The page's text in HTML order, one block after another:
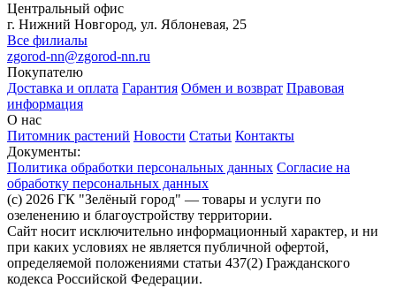
Центральный офис
г. Нижний Новгород, ул. Яблоневая, 25
Все филиалы
zgorod-nn@zgorod-nn.ru
Покупателю
Доставка и оплата Гарантия Обмен и возврат Правовая
информация
О нас
Питомник растений Новости Статьи Контакты
Документы:
Политика обработки персональных данных Согласие на
обработку персональных данных
(c) 2026 ГК "Зелёный город" — товары и услуги по
озеленению и благоустройству территории.
Сайт носит исключительно информационный характер, и ни
при каких условиях не является публичной офертой,
определяемой положениями статьи 437(2) Гражданского
кодекса Российской Федерации.